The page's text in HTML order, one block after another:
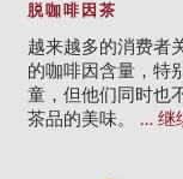
脱咖啡因茶
越来越多的消费者
的咖啡因含量，特
童，但他们同时也
茶品的美味。
继